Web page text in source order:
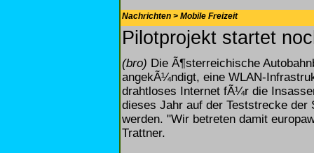
Nachrichten > Mobile Freizeit
Pilotprojekt startet
(bro) Die Ã¶sterreichische
angekÃ¼ndigt, eine WLAN-
drahtloses Internet fÃ¼r die
dieses Jahr auf der Teststrecke
werden. "Wir betreten damit
Trattner.